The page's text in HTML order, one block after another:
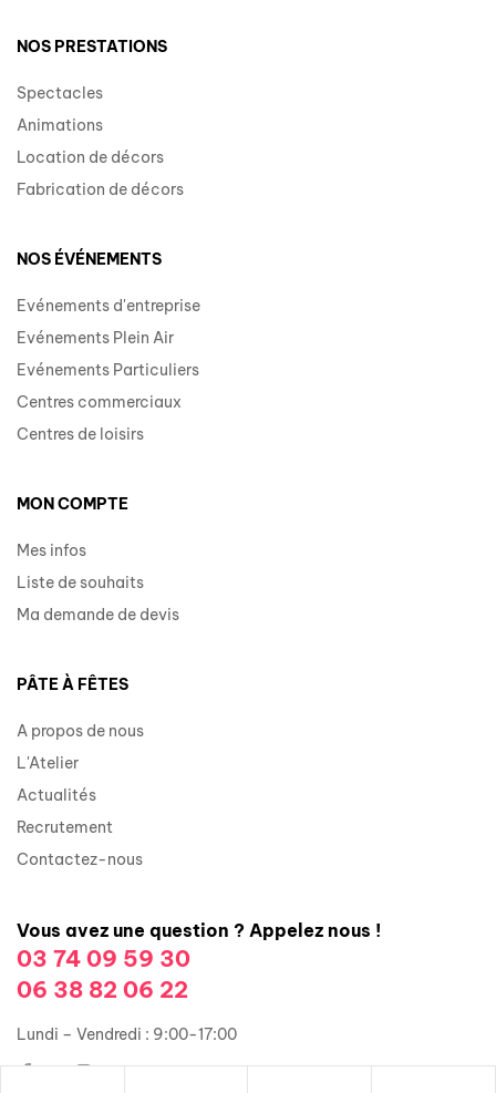
NOS PRESTATIONS
Spectacles
Animations
Location de décors
Fabrication de décors
NOS ÉVÉNEMENTS
Evénements d'entreprise
Evénements Plein Air
Evénements Particuliers
Centres commerciaux
Centres de loisirs
MON COMPTE
Mes infos
Liste de souhaits
Ma demande de devis
PÂTE À FÊTES
A propos de nous
L'Atelier
Actualités
Recrutement
Contactez-nous
Vous avez une question ? Appelez nous !
03 74 09 59 30
06 38 82 06 22
Lundi – Vendredi : 9:00-17:00